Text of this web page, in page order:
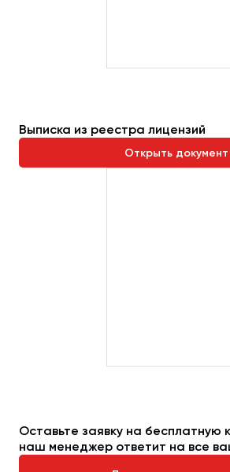
Выписка из реестра лицензий
Открыть документ
Оставьте заявку на бесплатную
наш менеджер ответит на все